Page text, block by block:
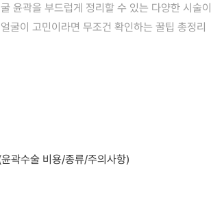
윤곽을 부드럽게 정리할 수 있는 다양한 시술이
굴이 고민이라면 무조건 확인하는 꿀팁 총정리
곽수술 비용/종류/주의사항)